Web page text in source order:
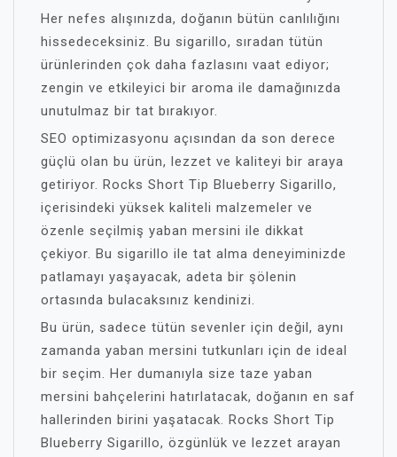
Her nefes alışınızda, doğanın bütün canlılığını
hissedeceksiniz. Bu sigarillo, sıradan tütün
ürünlerinden çok daha fazlasını vaat ediyor;
zengin ve etkileyici bir aroma ile damağınızda
unutulmaz bir tat bırakıyor.
SEO optimizasyonu açısından da son derece
güçlü olan bu ürün, lezzet ve kaliteyi bir araya
getiriyor. Rocks Short Tip Blueberry Sigarillo,
içerisindeki yüksek kaliteli malzemeler ve
özenle seçilmiş yaban mersini ile dikkat
çekiyor. Bu sigarillo ile tat alma deneyiminizde
patlamayı yaşayacak, adeta bir şölenin
ortasında bulacaksınız kendinizi.
Bu ürün, sadece tütün sevenler için değil, aynı
zamanda yaban mersini tutkunları için de ideal
bir seçim. Her dumanıyla size taze yaban
mersini bahçelerini hatırlatacak, doğanın en saf
hallerinden birini yaşatacak. Rocks Short Tip
Blueberry Sigarillo, özgünlük ve lezzet arayan